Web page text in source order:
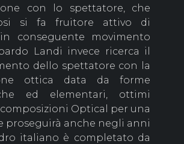
con lo spettatore, che
si fa fruitore attivo di
in conseguente movimento
Landi invece ricerca il
dello spettatore con la
ottica data da forme
ed elementari, ottimi
Optical per una
proseguirà anche negli anni
italiano è completato da